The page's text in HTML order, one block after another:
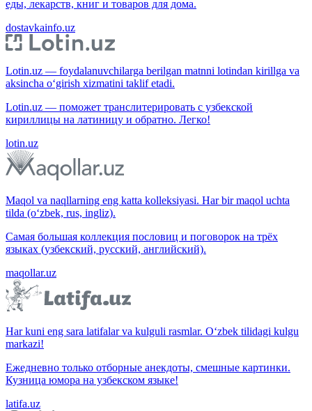
еды, лекарств, книг и товаров для дома.
dostavkainfo.uz
Lotin.uz — foydalanuvchilarga berilgan matnni lotindan kirillga va
aksincha o‘girish xizmatini taklif etadi.
Lotin.uz — поможет транслитерировать с узбекской
кириллицы на латиницу и обратно. Легко!
lotin.uz
Maqol va naqllarning eng katta kolleksiyasi. Har bir maqol uchta
tilda (o‘zbek, rus, ingliz).
Самая большая коллекция пословиц и поговорок на трёх
языках (узбекский, русский, английский).
maqollar.uz
Har kuni eng sara latifalar va kulguli rasmlar. O‘zbek tilidagi kulgu
markazi!
Ежедневно только отборные анекдоты, смешные картинки.
Кузница юмора на узбекском языке!
latifa.uz